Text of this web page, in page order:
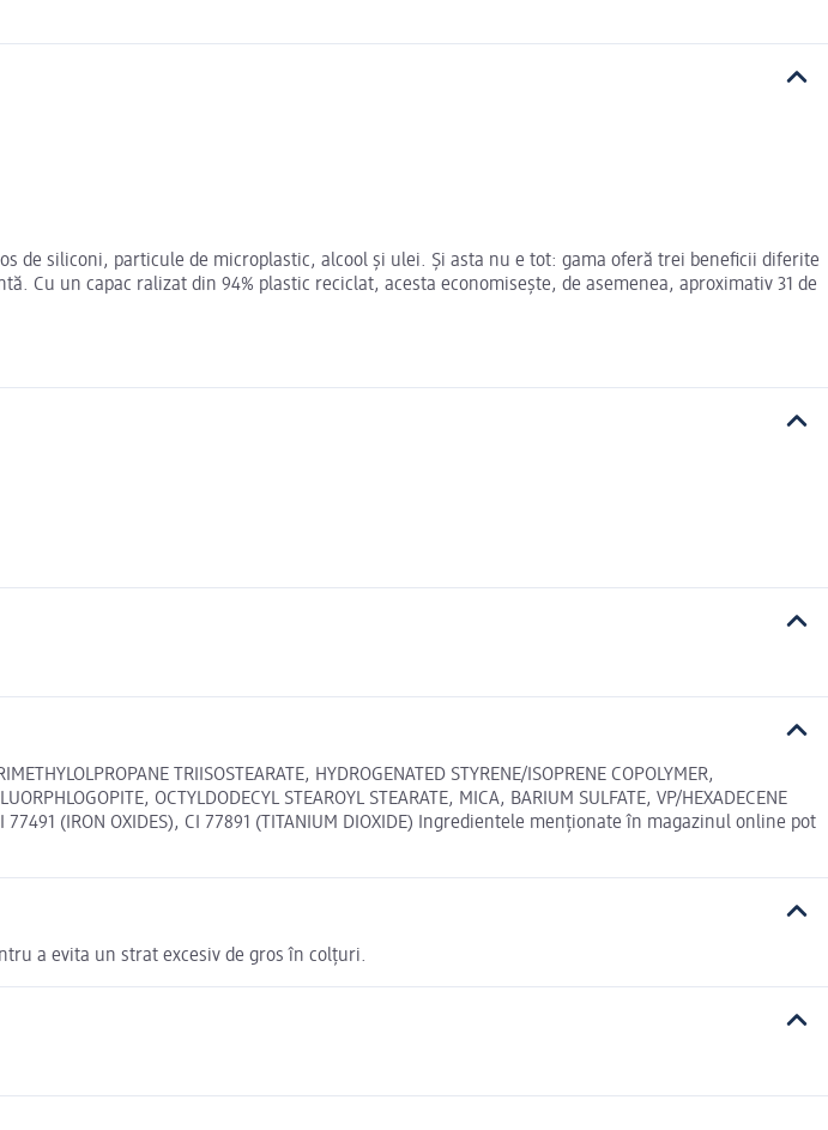
de siliconi, particule de microplastic, alcool și ulei. Și asta nu e tot: gama oferă trei beneficii diferite
un capac ralizat din 94% plastic reciclat, acesta economisește, de asemenea, aproximativ 31 de
TRIISOSTEARATE, HYDROGENATED STYRENE/ISOPRENE COPOLYMER,
OCTYLDODECYL STEAROYL STEARATE, MICA, BARIUM SULFATE, VP/HEXADECENE
77491 (IRON OXIDES), CI 77891 (TITANIUM DIOXIDE) Ingredientele menționate în magazinul online pot
a evita un strat excesiv de gros în colțuri.